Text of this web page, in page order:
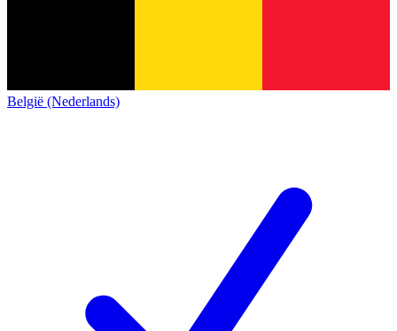
België (Nederlands)